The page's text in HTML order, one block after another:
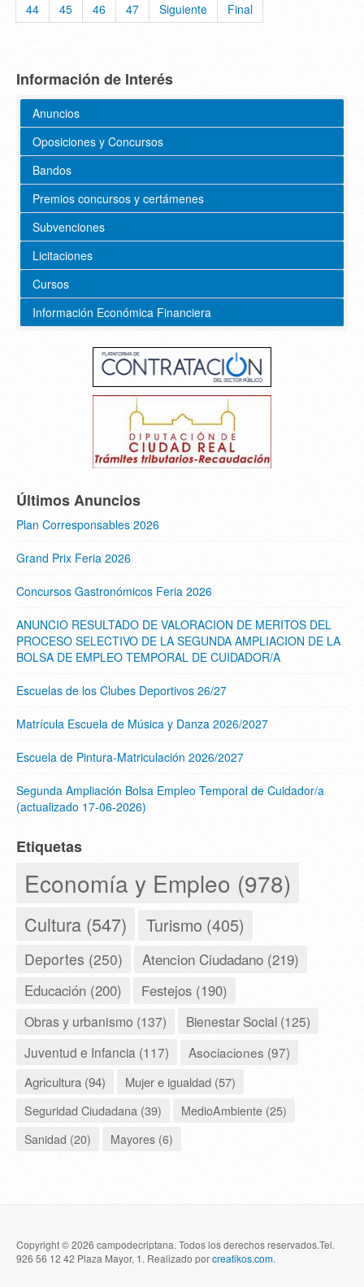
44
45 46 47 Siguiente Final
Información de Interés
Anuncios
Oposiciones y Concursos
Bandos
Premios concursos y certámenes
Subvenciones
Licitaciones
Cursos
Información Económica Financiera
Últimos Anuncios
Plan Corresponsables 2026
Grand Prix Feria 2026
Concursos Gastronómicos Feria 2026
ANUNCIO RESULTADO DE VALORACION DE MERITOS DEL
PROCESO SELECTIVO DE LA SEGUNDA AMPLIACION DE LA
BOLSA DE EMPLEO TEMPORAL DE CUIDADOR/A
Escuelas de los Clubes Deportivos 26/27
Matrícula Escuela de Música y Danza 2026/2027
Escuela de Pintura-Matriculación 2026/2027
Segunda Ampliación Bolsa Empleo Temporal de Cuidador/a
(actualizado 17-06-2026)
Etiquetas
Economía y Empleo (978)
Cultura (547) Turismo (405)
Deportes (250) Atencion Ciudadano (219)
Educación (200) Festejos (190)
Obras y urbanismo (137)
Bienestar Social (125)
Juventud e Infancia (117)
Asociaciones (97)
Agricultura (94)
Mujer e igualdad (57)
Seguridad Ciudadana (39)
MedioAmbiente (25)
Sanidad (20)
Mayores (6)
Copyright © 2026 campodecriptana. Todos los derechos reservados.Tel.
926 56 12 42 Plaza Mayor, 1. Realizado porcreatikos.com.